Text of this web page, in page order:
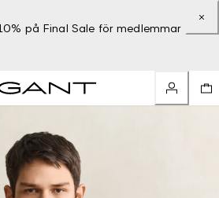
på Final Sale för medlemmar